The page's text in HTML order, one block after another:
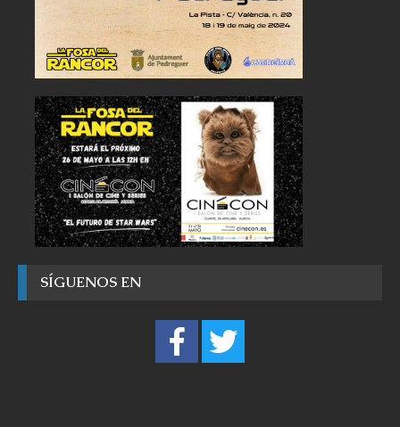
SÍGUENOS EN